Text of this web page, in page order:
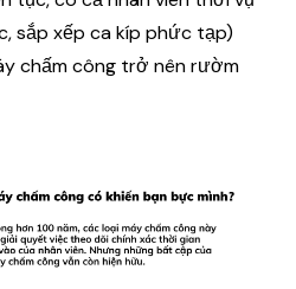
sắp xếp ca kíp phức tạp)
chấm công trở nên rườm